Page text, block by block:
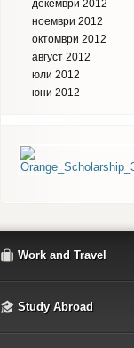
декември 2012
ноември 2012
октомври 2012
август 2012
юли 2012
юни 2012
Work and Travel
Study Abroad